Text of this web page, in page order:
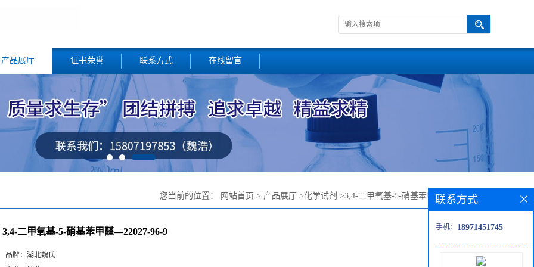
产品展厅 证书荣誉 联系方式 在线留言
您当前的位置： 网站首页 > 产品展厅 >化学试剂 >3,4-二甲氧基-5-硝基苯甲醛—22027-96-9
3,4-二甲氧基-5-硝基苯甲醛—22027-96-9
品牌： 湖北魏氏
联系方式
手机： 18971451745